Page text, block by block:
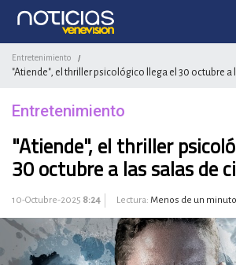
Entretenimiento /
"Atiende", el thriller psicológico llega el 30 octubre a
Entretenimiento
"Atiende", el thriller
30 octubre a las salas de
10-Octubre-2025 8:24 Lectura: Menos de un minuto